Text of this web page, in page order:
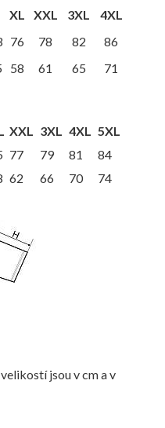
XL XXL 3XL
4XL
76 78 82
86
58 61 65
71
XXL 3XL 4XL 5XL
77 79 81
84
62 66 70 74
jsou v cm a v